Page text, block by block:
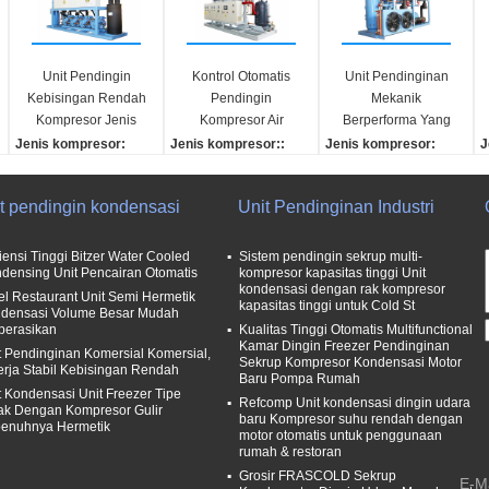
Unit Pendingin
Kebisingan Rendah
Kompresor Jenis
Semi Sealed Piston
Jenis kompresor:
Kompresor Merek:
Pendinginan pendingi
n:
25KW
Pendinginan metode:
Kontrol Otomatis
Pendingin
Kompresor Air
Didinginkan Getaran
Jenis kompresor::
Kompresor Merek:
Nama Produk:
Unit kondensasi
teknik ekspansi temba
ga:
Unit Pendinginan
Mekanik
Berperforma Yang
Andal Dengan
Jenis kompresor:
Refcomp
Baja galvanis
Pengontrol unit konde
nsasi:
tis
2
pendingin kondensasi
Tinggi Bitzer Water Cooled
Unit Pencairan Otomatis
Restaurant Unit Semi Hermetik
Volume Besar Mudah
Pendinginan Komersial Komersial,
Stabil Kebisingan Rendah
Kondensasi Unit Freezer Tipe
Dengan Kompresor Gulir
Hermetik
Unit Pendinginan Industri
Sistem pendingin sekrup multi-
kompresor kapasitas tinggi Unit
kondensasi dengan rak kompresor
kapasitas tinggi untuk Cold St
Kualitas Tinggi Otomatis Multifunctional
Kamar Dingin Freezer Pendinginan
Sekrup Kompresor Kondensasi Motor
Baru Pompa Rumah
Refcomp Unit kondensasi dingin udara
baru Kompresor suhu rendah dengan
motor otomatis untuk penggunaan
rumah & restoran
Grosir FRASCOLD Sekrup
E-